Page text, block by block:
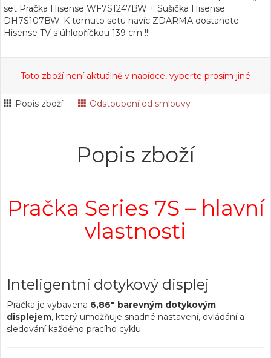
set Pračka Hisense WF7S1247BW + Sušička Hisense
DH7S107BW. K tomuto setu navíc ZDARMA dostanete
Hisense TV s úhlopříčkou 139 cm !!!
Toto zboží není aktuálně v nabídce, vyberte prosím jiné
Popis zboží Odstoupení od smlouvy
Popis zboží
Pračka Series 7S – hlavní
vlastnosti
Inteligentní dotykový displej
Pračka je vybavena 6,86" barevným dotykovým
displejem, který umožňuje snadné nastavení, ovládání a
sledování každého pracího cyklu.